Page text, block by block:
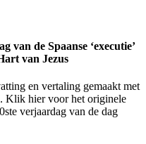
van de Spaanse ‘executie’
van Jezus
en vertaling gemaakt met
Klik hier voor het originele
verjaardag van de dag